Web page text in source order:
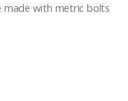
made with metric bolts